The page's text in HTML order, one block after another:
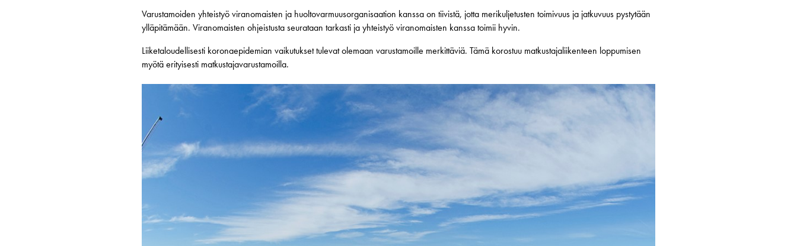
Varustamoiden yhteistyö viranomaisten ja huoltovarmuusorganisaation kanssa on tiivistä, jotta merikuljetusten toimivuus ja jatkuvuus pystytään
ylläpitämään. Viranomaisten ohjeistusta seurataan tarkasti ja yhteistyö viranomaisten kanssa toimii hyvin.
Liiketaloudellisesti koronaepidemian vaikutukset tulevat olemaan varustamoille merkittäviä. Tämä korostuu matkustajaliikenteen loppumisen
myötä erityisesti matkustajavarustamoilla.